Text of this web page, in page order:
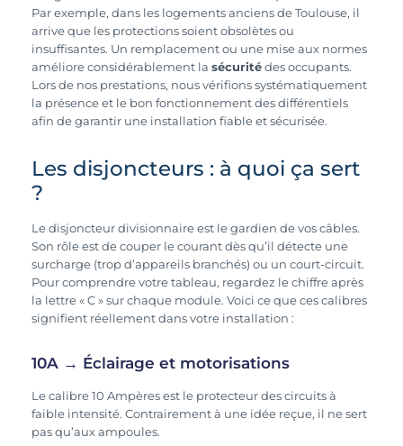
Par exemple, dans les logements anciens de Toulouse, il
arrive que les protections soient obsolètes ou
insuffisantes. Un remplacement ou une mise aux normes
améliore considérablement la sécuritédes occupants.
Lors de nos prestations, nous vérifions systématiquement
la présence et le bon fonctionnement des différentiels
afin de garantir une installation fiable et sécurisée.
Les disjoncteurs : à quoi ça sert
?
Le disjoncteur divisionnaire est le gardien de vos câbles.
Son rôle est de couper le courant dès qu’il détecte une
surcharge (trop d’appareils branchés) ou un court-circuit.
Pour comprendre votre tableau, regardez le chiffre après
la lettre « C » sur chaque module. Voici ce que ces calibres
signifient réellement dans votre installation :
10A → Éclairage et motorisations
Le calibre 10 Ampères est le protecteur des circuits à
faible intensité. Contrairement à une idée reçue, il ne sert
pas qu’aux ampoules.